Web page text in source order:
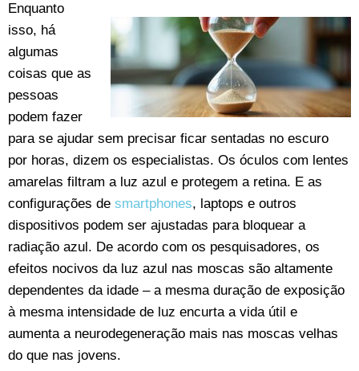
Enquanto
isso, há
algumas
coisas que as
pessoas
podem fazer
para se ajudar sem precisar ficar sentadas no escuro
por horas, dizem os especialistas. Os óculos com lentes
amarelas filtram a luz azul e protegem a retina. E as
configurações de smartphones, laptops e outros
dispositivos podem ser ajustadas para bloquear a
radiação azul. De acordo com os pesquisadores, os
efeitos nocivos da luz azul nas moscas são altamente
dependentes da idade – a mesma duração de exposição
à mesma intensidade de luz encurta a vida útil e
aumenta a neurodegeneração mais nas moscas velhas
do que nas jovens.